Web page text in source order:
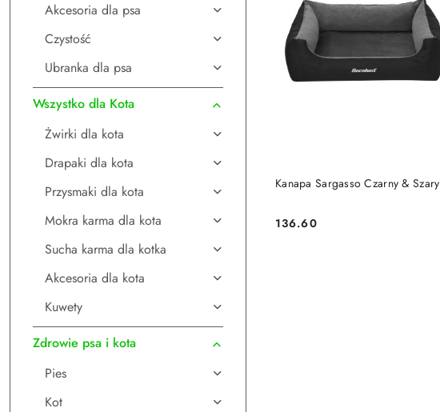
Akcesoria dla psa
Czystość
Ubranka dla psa
Wszystko dla Kota
Żwirki dla kota
Drapaki dla kota
Przysmaki dla kota
Mokra karma dla kota
Sucha karma dla kotka
Akcesoria dla kota
Kuwety
Zdrowie psa i kota
Pies
Kot
Kanapa Sargasso Czarny & Szary
Cena:
136.60
DO KOSZYKA